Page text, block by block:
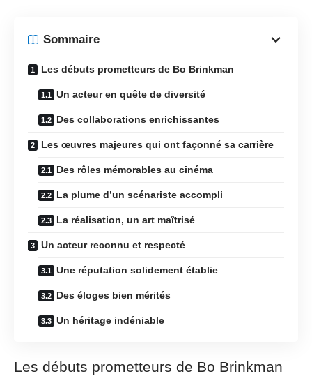
Sommaire
Les débuts prometteurs de Bo Brinkman
Un acteur en quête de diversité
Des collaborations enrichissantes
Les œuvres majeures qui ont façonné sa carrière
Des rôles mémorables au cinéma
La plume d’un scénariste accompli
La réalisation, un art maîtrisé
Un acteur reconnu et respecté
Une réputation solidement établie
Des éloges bien mérités
Un héritage indéniable
Les débuts prometteurs de Bo Brinkman